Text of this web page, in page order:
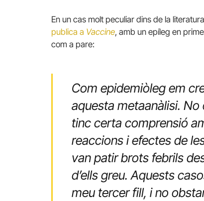
En un cas molt peculiar dins de la
publica a Vaccine, amb un epíleg en
com a pare:
Com epidemiòleg em
aquesta metaanàlisi. No
tinc certa comprensió
reaccions i efectes de
van patir brots febrils
d’ells greu.Aquests
meu tercer fill, i no